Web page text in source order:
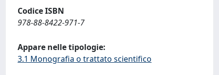
Codice ISBN
978-88-8422-971-7
Appare nelle tipologie:
3.1 Monografia o trattato scientifico